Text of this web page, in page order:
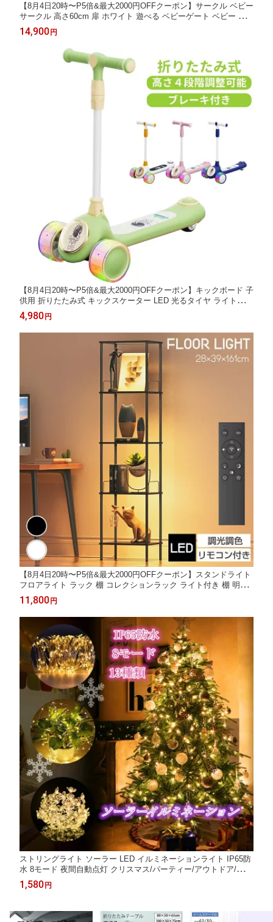
【8月4日20時〜P5倍&最大2000円OFFクーポン】サークル ベビー
サークル 高さ60cm 扉 ホワイト 遊べる ベビーゲート ベビー フ
ェンス 滑り止め 赤ちゃん 子供 大きい プレイヤード おしゃれ
14,900円
【8月4日20時〜P5倍&最大2000円OFFクーポン】キックボード 子
供用 折りたたみ式 キックスケーター LED 光るタイヤ ライト付き
スピーカー付き フットブレーキ付き 耐荷重50kg グリーン オレン
ジ ピンク ブルー 女の子 男の子 小学生 おもちゃ 誕生日
4,980円
【8月4日20時〜P5倍&最大2000円OFFクーポン】スタンドライト
フロアライト ラック 棚 コレクションラック ライト付き 棚 明る
い フィギュア 三色 北欧 照明 収納棚 棚付き led 間接照明 収納 4
段 調光調色 フロアスタンド 居間用 電気スタンド インテリア
11,800円
ストリングライト ソーラー LED イルミネーションライト IP65防
水 8モード 夜間自動点灯 クリスマス/パーティー/アウトドア/誕生
日 学園祭 お祭り 家庭用飾り 飾りライト
1,580円